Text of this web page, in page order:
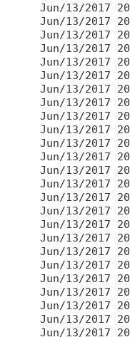
Jun/13/2017 20
Jun/13/2017 20
Jun/13/2017 20
Jun/13/2017 20
Jun/13/2017 20
Jun/13/2017 20
Jun/13/2017 20
Jun/13/2017 20
Jun/13/2017 20
Jun/13/2017 20
Jun/13/2017 20
Jun/13/2017 20
Jun/13/2017 20
Jun/13/2017 20
Jun/13/2017 20
Jun/13/2017 20
Jun/13/2017 20
Jun/13/2017 20
Jun/13/2017 20
Jun/13/2017 20
Jun/13/2017 20
Jun/13/2017 20
Jun/13/2017 20
Jun/13/2017 20
Jun/13/2017 20